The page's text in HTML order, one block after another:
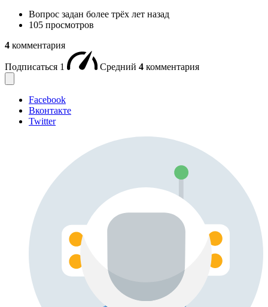
Вопрос задан более трёх лет назад
105 просмотров
4 комментария
Подписаться 1 Средний 4 комментария
Facebook
Вконтакте
Twitter